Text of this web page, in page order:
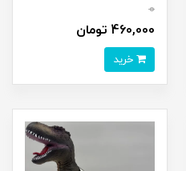
0
460,000 تومان